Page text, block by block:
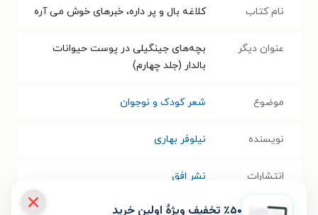
نام کتاب کلاغه بال و پر داره، خبرهای خوش می آره
عنوان دیگر
بچه‌های جینگیلی در پوست حیوانات
بالدار (جلد چهارم)
موضوع شعر کودک و نوجوان
نویسنده نیلوفر بهاری
انتشارات نشر افق
٪۵۰ تخفیف ویژۀ اولین خرید